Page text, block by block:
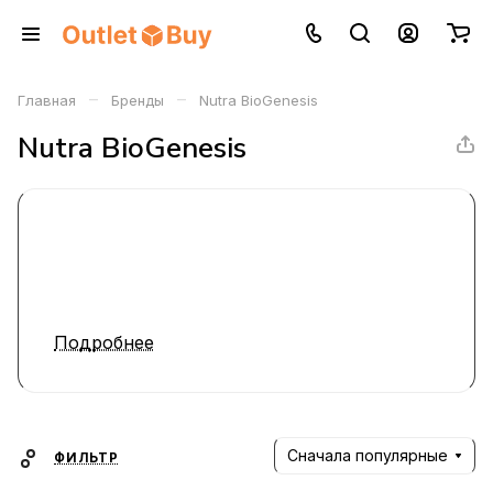
Главная – Бренды – Nutra BioGenesis
Nutra BioGenesis
Подробнее
ФИЛЬТР Сначала популярные